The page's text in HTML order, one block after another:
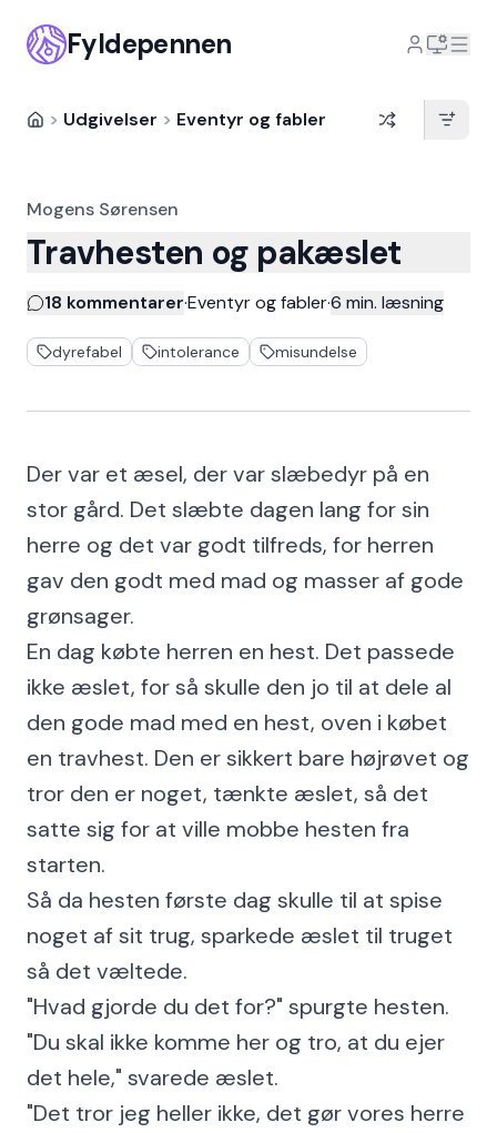
Fyldepennen
> Udgivelser > Eventyr og fabler
Mogens Sørensen
Travhesten og pakæslet
18 kommentarer·Eventyr og fabler·6 min. læsning
dyrefabel intolerance misundelse
Der var et æsel, der var slæbedyr på en
stor gård. Det slæbte dagen lang for sin
herre og det var godt tilfreds, for herren
gav den godt med mad og masser af gode
grønsager.
En dag købte herren en hest. Det passede
ikke æslet, for så skulle den jo til at dele al
den gode mad med en hest, oven i købet
en travhest. Den er sikkert bare højrøvet og
tror den er noget, tænkte æslet, så det
satte sig for at ville mobbe hesten fra
starten.
Så da hesten første dag skulle til at spise
noget af sit trug, sparkede æslet til truget
så det væltede.
"Hvad gjorde du det for?" spurgte hesten.
"Du skal ikke komme her og tro, at du ejer
det hele," svarede æslet.
"Det tror jeg heller ikke, det gør vores herre